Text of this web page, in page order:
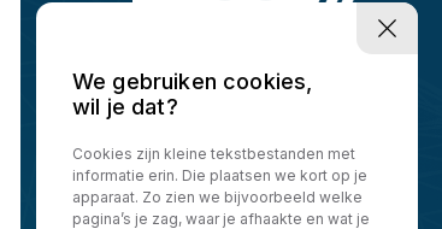
We gebruiken cookies,
wil je dat?
Cookies zijn kleine tekstbestanden met
informatie erin. Die plaatsen we kort op je
apparaat. Zo zien we bijvoorbeeld welke
pagina’s je zag, waar je afhaakte en wat je